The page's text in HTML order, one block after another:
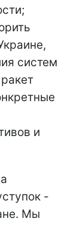
систем
и
-
Мы